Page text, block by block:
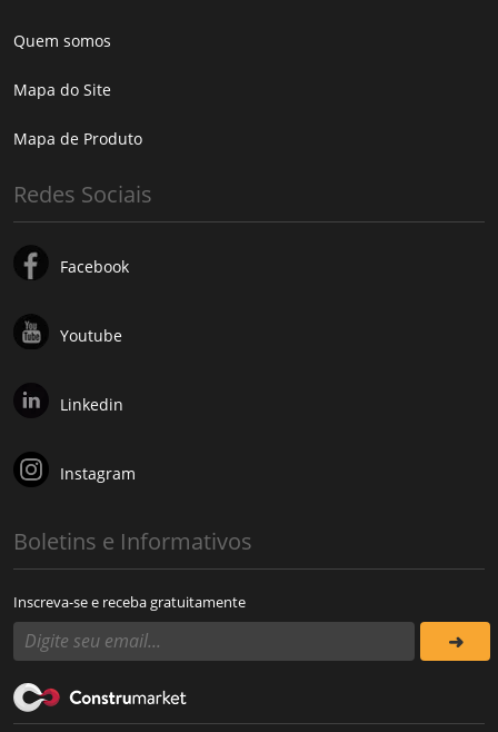
Quem somos
Mapa do Site
Mapa de Produto
Redes Sociais
Facebook
Youtube
Linkedin
Instagram
Boletins e Informativos
Inscreva-se e receba gratuitamente